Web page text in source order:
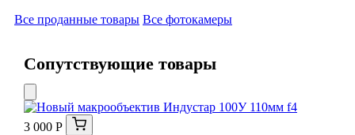
Все проданные товары Все фотокамеры
Сопутствующие товары
3 000 Р